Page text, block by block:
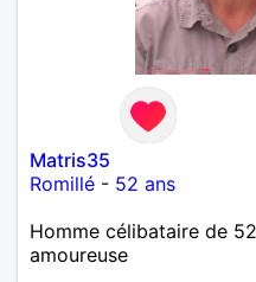
Matris35
Romillé - 52 ans
Homme célibataire de
amoureuse